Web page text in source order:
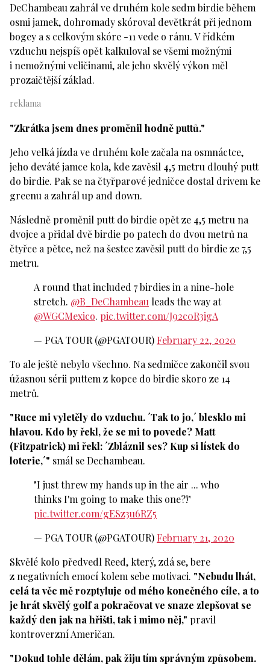
DeChambeau zahrál ve druhém kole sedm birdie během
osmi jamek, dohromady skóroval devětkrát při jednom
bogey a s celkovým skóre -11 vede o ránu. V řídkém
vzduchu nejspíš opět kalkuloval se všemi možnými
i nemožnými veličinami, ale jeho skvělý výkon měl
prozaičtější základ.
"Zkrátka jsem dnes proměnil hodně puttů."
Jeho velká jízda ve druhém kole začala na osmnáctce,
jeho deváté jamce kola, kde zavěsil 4,5 metru dlouhý putt
do birdie. Pak se na čtyřparové jedničce dostal drivem ke
greenu a zahrál up and down.
Následně proměnil putt do birdie opět ze 4,5 metru na
dvojce a přidal dvě birdie po patech do dvou metrů na
čtyřce a pětce, než na šestce zavěsil putt do birdie ze 7,5
metru.
A round that included 7 birdies in a nine-hole
stretch. @B_DeChambeau leads the way at
@WGCMexico. pic.twitter.com/J92c0R3igA
— PGA TOUR (@PGATOUR)February 22, 2020
To ale ještě nebylo všechno. Na sedmičce zakončil svou
úžasnou sérii puttem z kopce do birdie skoro ze 14
metrů.
"Ruce mi vyletěly do vzduchu. ´Tak to jo,´ blesklo mi
hlavou. Kdo by řekl, že se mi to povede? Matt
(Fitzpatrick) mi řekl: ´Zbláznil ses? Kup si lístek do
loterie,´" smál se Dechambeau.
"I just threw my hands up in the air ... who
thinks I'm going to make this one?!"
pic.twitter.com/gESz3u6RZ5
— PGA TOUR (@PGATOUR)February 21, 2020
Skvělé kolo předvedl Reed, který, zdá se, bere
z negativních emocí kolem sebe motivaci. "Nebudu lhát,
celá ta věc mě rozptyluje od mého konečného cíle, a to
je hrát skvělý golf a pokračovat ve snaze zlepšovat se
každý den jak na hřišti, tak i mimo něj," pravil
kontroverzní Američan.
"Dokud tohle dělám, pak žiju tím správným způsobem.